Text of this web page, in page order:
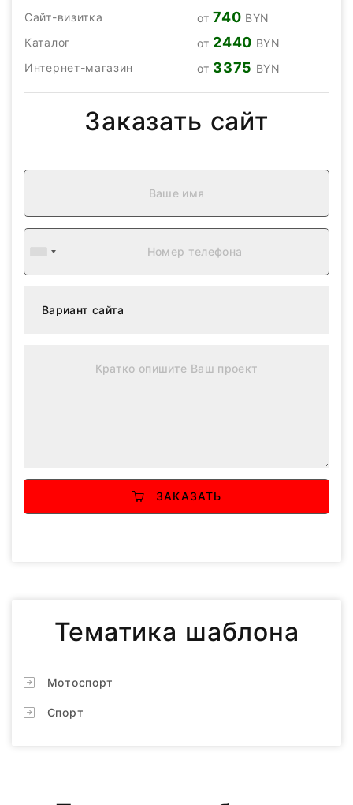
Сайт-визитка
от740 BYN
Каталог
от 2440 BYN
Интернет-магазин
от 3375 BYN
Заказать сайт
ЗАКАЗАТЬ
Тематика шаблона
Мотоспорт
Спорт